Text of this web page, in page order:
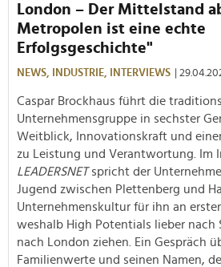
London – Der Mittelstand
Metropolen ist eine echte
Erfolgsgeschichte"
NEWS, INDUSTRIE, INTERVIEWS |
Caspar Brockhaus führt die
Unternehmensgruppe in sechster
Weitblick, Innovationskraft und
zu Leistung und Verantwortung. Im
LEADERSNETspricht der
Jugend zwischen Plettenberg und
Unternehmenskultur für ihn an
weshalb High Potentials lieber nach
nach London ziehen. Ein Gespräch
Familienwerte und seinen Namen,